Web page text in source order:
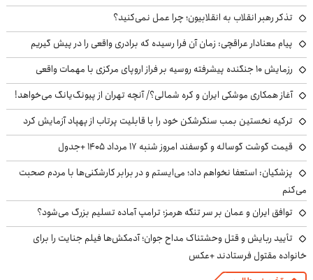
تذکر رهبر انقلاب به انقلابیون؛ چرا عمل نمی‌کنید؟
پیام معنادار عراقچی: زمان آن فرا رسیده که برادری واقعی را در پیش گیریم
رزمایش ۱۰ جنگنده پیشرفته روسیه بر فراز اروپای مرکزی با مهمات واقعی
آغاز همکاری موشکی ایران و کره شمالی؟/ آنچه تهران از پیونگ‌یانگ می‌خواهد!
ترکیه نخستین بمب سنگرشکن خود را با قابلیت پرتاب از پهپاد آزمایش کرد
قیمت گوشت گوساله و گوسفند امروز شنبه ۱۷ مرداد ۱۴۰۵ +جدول
پزشکیان: استعفا نخواهم داد؛ می‌ایستم و در برابر کارشکنی‌ها با مردم صحبت
می‌کنم
توافق ایران و عمان بر سر تنگه هرمز؛ ترامپ آماده تسلیم بزرگ می‌شود؟
تأیید ربایش و قتل وحشتناک مداح جوان؛ آدمکش‌ها فیلم جنایت را برای
خانواده مقتول فرستادند +عکس